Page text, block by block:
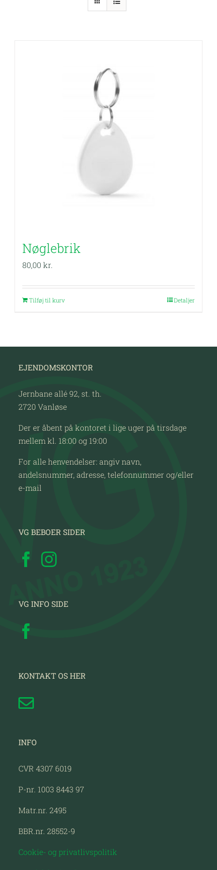
Nøglebrik
80,00 kr.
Tilføj til kurv Detaljer
EJENDOMSKONTOR
Jernbane allé 92, st. th.
2720 Vanløse
Der er åbent på kontoret i lige uger på tirsdage
mellem kl. 18:00 og 19:00
For alle henvendelser: angiv navn,
andelsnummer, adresse, telefonnummer og/eller
e-mail
VG BEBOER SIDER
VG INFO SIDE
KONTAKT OS HER
INFO
CVR 4307 6019
P-nr. 1003 8443 97
Matr.nr. 2495
BBR.nr. 28552-9
Cookie- og privatlivspolitik